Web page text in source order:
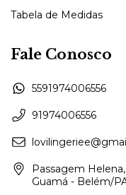
Tabela de Medidas
Fale Conosco
5591974006556
91974006556
Passagem
Guamá - Belém/